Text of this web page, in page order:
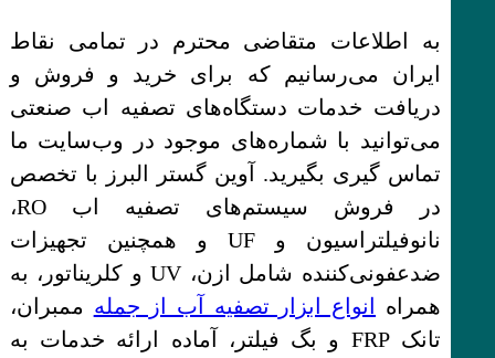
به اطلاعات متقاضی محترم در تمامی نقاط
ایران می‌رسانیم که برای خرید و فروش و
دریافت خدمات دستگاه‌های تصفیه اب صنعتی
می‌توانید با شماره‌های موجود در وب‌سایت ما
تماس‌ گیری بگیرید. آوین گستر البرز با تخصص
در فروش سیستم‌های تصفیه اب RO،
نانوفیلتراسیون و UF و همچنین تجهیزات
ضدعفونی‌کننده شامل ازن، UV و کلریناتور، به
همراه
انواع ابزار تصفیه آب از جمله ممبران،
تانک FRP و بگ فیلتر، آماده ارائه خدمات به